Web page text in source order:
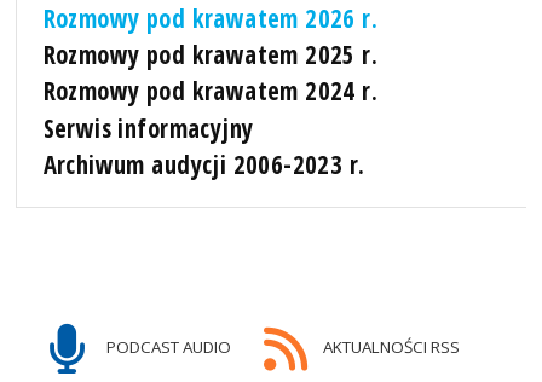
Rozmowy pod krawatem 2026 r.
Rozmowy pod krawatem 2025 r.
Rozmowy pod krawatem 2024 r.
Serwis informacyjny
Archiwum audycji 2006-2023 r.
PODCAST AUDIO AKTUALNOŚCI RSS